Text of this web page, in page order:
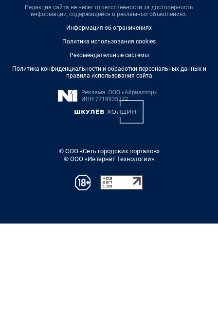
Редакция сайта не несет ответственности за достоверность
информации, содержащейся в рекламных объявлениях.
Информация об ограничениях
Политика использования cookies
Рекомендательные системы
Политика конфиденциальности и обработки персональных данных и
правила использования сайта
© ООО «Сеть городских порталов»
© ООО «Интернет Технологии»